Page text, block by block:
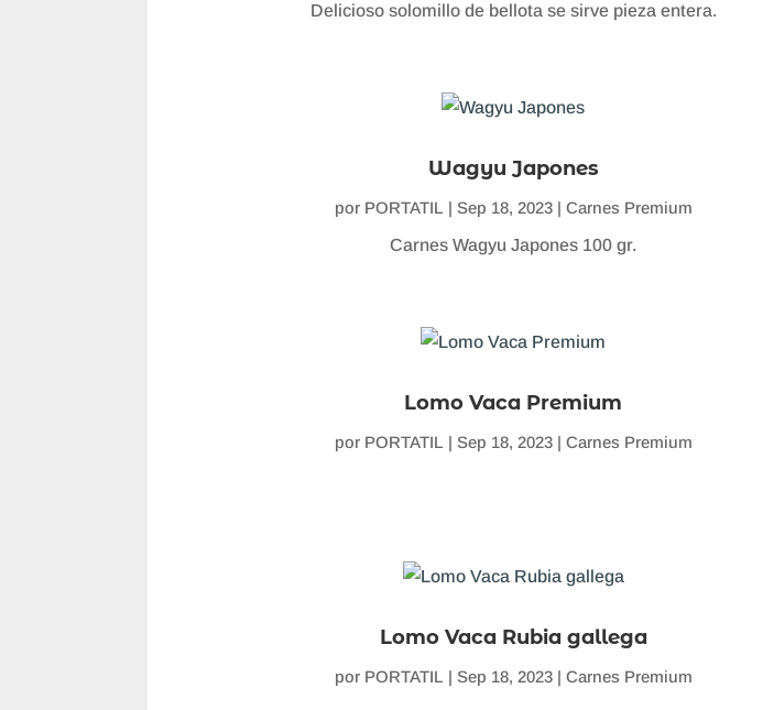
Delicioso solomillo de bellota se sirve pieza entera.
Wagyu Japones
por PORTATIL | Sep 18, 2023| Carnes Premium
Carnes Wagyu Japones 100 gr.
Lomo Vaca Premium
por PORTATIL | Sep 18, 2023| Carnes Premium
Lomo Vaca Rubia gallega
por PORTATIL | Sep 18, 2023| Carnes Premium